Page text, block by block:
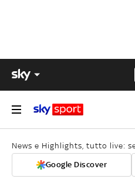
News e Highlights, tutto live:
Google Discover